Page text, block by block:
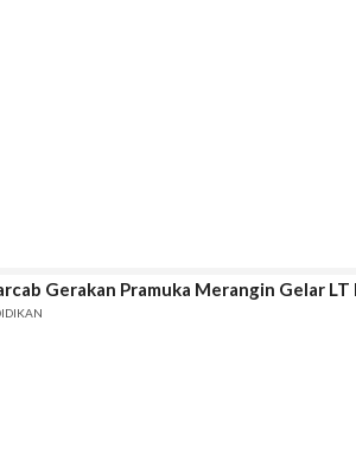
Gerakan Pramuka Merangin Gelar LT